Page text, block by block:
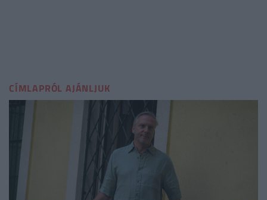
CÍMLAPRÓL AJÁNLJUK